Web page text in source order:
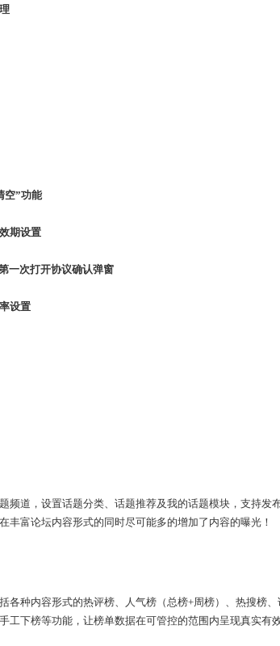
空”功能
期设置
一次打开协议确认弹窗
设置
频道，设置话题分类、话题推荐及我的话题模块，支持发
丰富论坛内容形式的同时尽可能多的增加了内容的曝光！
各种内容形式的热评榜、人气榜（总榜+周榜）、热搜榜
工下榜等功能，让榜单数据在可管控的范围内呈现真实有效